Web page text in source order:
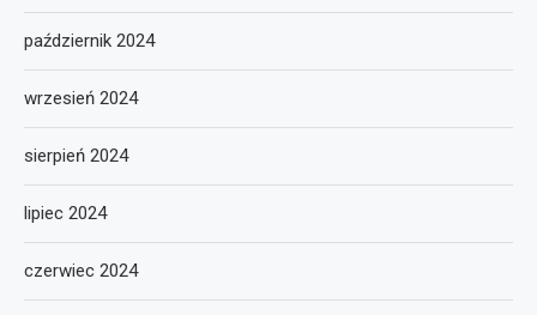
październik 2024
wrzesień 2024
sierpień 2024
lipiec 2024
czerwiec 2024